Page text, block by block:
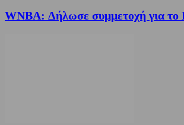
WNBA: Δήλωσε συμμετοχή για